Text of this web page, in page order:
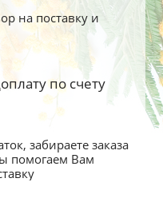
на поставку и
по счету
забираете заказа
помогаем Вам